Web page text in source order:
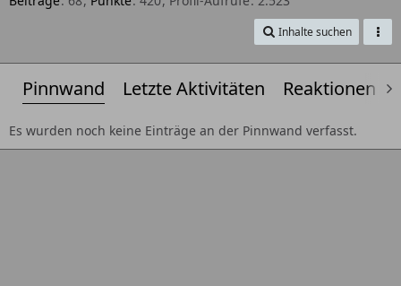
Inhalte suchen
Pinnwand Letzte Aktivitäten Reaktionen
Es wurden noch keine Einträge an der Pinnwand verfasst.